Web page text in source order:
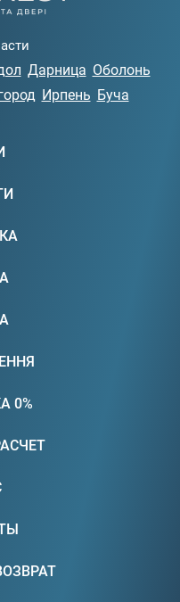
Дарница Оболонь
Ирпень Буча
0%